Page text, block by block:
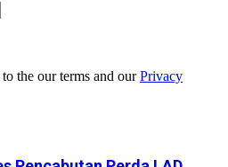
the our terms and ourPrivacy